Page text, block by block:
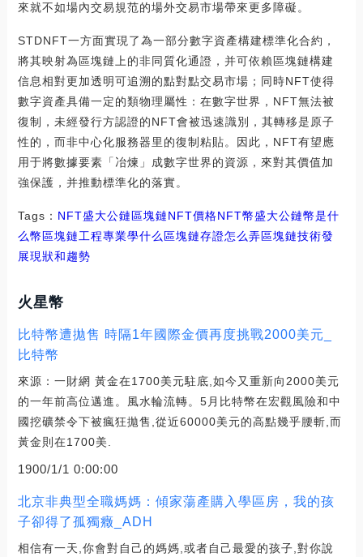
來就不如場內交易規范的場外交易市場帶來更多障礙。
STDNFT一方面實現了為一部分數字資產構建標準化合約，
將其映射為區塊鏈上的非同質化通證，并可依賴區塊鏈構建
信息相對更加透明可追溯的點對點交易市場；同時NFT使得
數字資產具備一定的類物理屬性：在數字世界，NFT無法被
復制，未經發行方認證的NFT會被迅速識別，其轉移是原子
性的，而非中心化服務器里的復制粘貼。因此，NFT有望應
用于將數據要素「冶煉」成數字世界的資源，來對其價值加
強保護，并推動標準化的落實。
Tags： NFT盛大公鏈 區塊鏈NFT價格NFT幣盛大公鏈幣是什
么幣區塊鏈工程專業學什么 區塊鏈存證怎么弄區塊鏈技術發
展現狀和趨勢
火星幣
比特幣遭拋售 時隔1年國際金價再度挑戰2000美元_
比特幣
來源：一財網 黃金在1700美元駐底,如今又重新向2000美元
的一年前高位邁進。風水輪流轉。5月比特幣在宏觀風險和中
國挖礦禁令下被瘋狂拋售,從近60000美元的高點幾乎腰斬,而
黃金則在1700美.
1900/1/1 0:00:00
北京非典型全職媽媽：傾家蕩產購入學區房，我的孩
子卻得了孤獨癥_ADH
相信有一天,你會對自己的媽媽,或者自己最愛的孩子,對你說